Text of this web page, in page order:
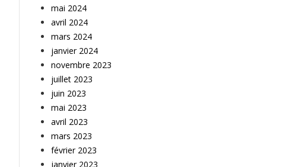
mai 2024
avril 2024
mars 2024
janvier 2024
novembre 2023
juillet 2023
juin 2023
mai 2023
avril 2023
mars 2023
février 2023
janvier 2023